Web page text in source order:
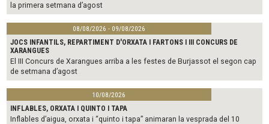
la primera setmana d’agost
08/08/2026 - 09/08/2026
JOCS INFANTILS, REPARTIMENT D'ORXATA I FARTONS I III CONCURS DE
XARANGUES
El III Concurs de Xarangues arriba a les festes de Burjassot el segon cap
de setmana d’agost
10/08/2026
INFLABLES, ORXATA I QUINTO I TAPA
Inflables d’aigua, orxata i “quinto i tapa” animaran la vesprada del 10